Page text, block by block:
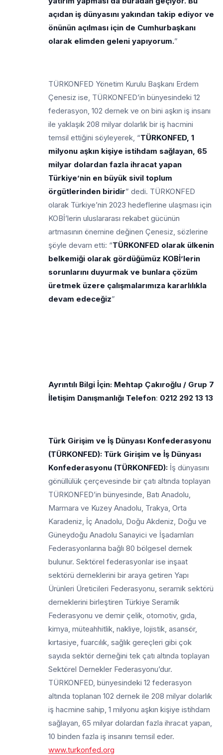
açıdan iş dünyasını yakından takip ediyor ve
önünün açılması için de Cumhurbaşkanı
olarak elimden geleni yapıyorum.”
TÜRKONFED Yönetim Kurulu Başkanı Erdem
Çenesiz ise, TÜRKONFED’in bünyesindeki 12
federasyon, 102 dernek ve on bini aşkın iş insanı
ile yaklaşık 208 milyar dolarlık bir iş hacmini
temsil ettiğini söyleyerek, “TÜRKONFED, 1
milyonu aşkın kişiye istihdam sağlayan, 65
milyar dolardan fazla ihracat yapan
Türkiye’nin en büyük sivil toplum
örgütlerinden biridir” dedi. TÜRKONFED
olarak Türkiye’nin 2023 hedeflerine ulaşması için
KOBİ’lerin uluslararası rekabet gücünün
artmasının önemine değinen Çenesiz, sözlerine
şöyle devam etti: “TÜRKONFED olarak ülkenin
belkemiği olarak gördüğümüz KOBİ’lerin
sorunlarını duyurmak ve bunlara çözüm
üretmek üzere çalışmalarımıza kararlılıkla
devam edeceğiz”
Ayrıntılı Bilgi İçin: Mehtap Çakıroğlu / Grup 7
İletişim Danışmanlığı Telefon: 0212 292 13 13
Türk Girişim ve İş Dünyası Konfederasyonu
(TÜRKONFED): Türk Girişim ve İş Dünyası
Konfederasyonu (TÜRKONFED): İş dünyasını
gönüllülük çerçevesinde bir çatı altında toplayan
TÜRKONFED’in bünyesinde, Batı Anadolu,
Marmara ve Kuzey Anadolu, Trakya, Orta
Karadeniz, İç Anadolu, Doğu Akdeniz, Doğu ve
Güneydoğu Anadolu Sanayici ve İşadamları
Federasyonlarına bağlı 80 bölgesel dernek
bulunur. Sektörel federasyonlar ise inşaat
sektörü derneklerini bir araya getiren Yapı
Ürünleri Üreticileri Federasyonu, seramik sektörü
derneklerini birleştiren Türkiye Seramik
Federasyonu ve demir çelik, otomotiv, gıda,
kimya, müteahhitlik, nakliye, lojistik, asansör,
kırtasiye, fuarcılık, sağlık gereçleri gibi çok
sayıda sektör derneğini tek çatı altında toplayan
Sektörel Dernekler Federasyonu’dur.
TÜRKONFED, bünyesindeki 12 federasyon
altında toplanan 102 dernek ile 208 milyar dolarlık
iş hacmine sahip, 1 milyonu aşkın kişiye istihdam
sağlayan, 65 milyar dolardan fazla ihracat yapan,
10 binden fazla iş insanını temsil eder.
www.turkonfed.org